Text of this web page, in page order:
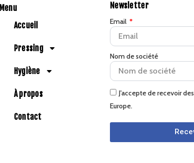
Menu
Accueil
Pressing
Hygiène
À propos
Contact
Newsletter
Email
Nom de société
J'accepte de recevoir
Europe.